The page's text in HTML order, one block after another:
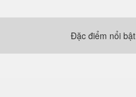
Đặc điểm nổi bật